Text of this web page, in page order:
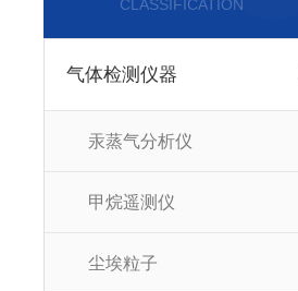
CLASSIFICATION
气体检测仪器
汞蒸气分析仪
甲烷遥测仪
尘埃粒子